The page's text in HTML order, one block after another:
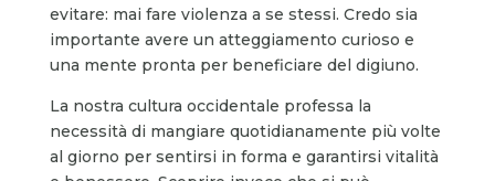
evitare: mai fare violenza a se stessi. Credo sia
importante avere un atteggiamento curioso e
una mente pronta per beneficiare del digiuno.
La nostra cultura occidentale professa la
necessità di mangiare quotidianamente più volte
al giorno per sentirsi in forma e garantirsi vitalità